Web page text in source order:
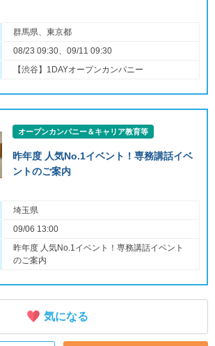
群馬県、東京都
08/23 09:30、09/11 09:30
【渋谷】1DAYオープンカンパニー
オープンカンパニー＆キャリア教育等
昨年度 人気No.1イベント！専務講話イベ
ントのご案内
埼玉県
09/06 13:00
昨年度 人気No.1イベント！専務講話イベント
のご案内
気になる